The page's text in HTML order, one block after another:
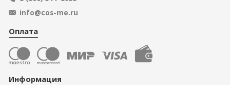
info@cos-me.ru
Оплата
Информация